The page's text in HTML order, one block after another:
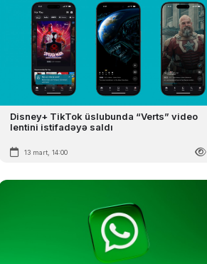
Disney+ TikTok üslubunda “Verts” video
lentini istifadəyə saldı
13 mart, 14:00